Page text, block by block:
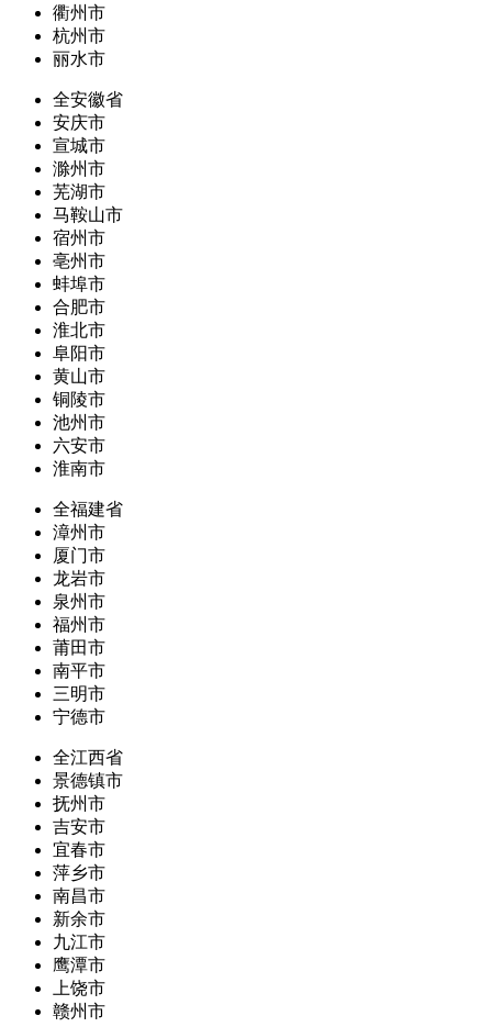
衢州市
杭州市
丽水市
全安徽省
安庆市
宣城市
滁州市
芜湖市
马鞍山市
宿州市
亳州市
蚌埠市
合肥市
淮北市
阜阳市
黄山市
铜陵市
池州市
六安市
淮南市
全福建省
漳州市
厦门市
龙岩市
泉州市
福州市
莆田市
南平市
三明市
宁德市
全江西省
景德镇市
抚州市
吉安市
宜春市
萍乡市
南昌市
新余市
九江市
鹰潭市
上饶市
赣州市